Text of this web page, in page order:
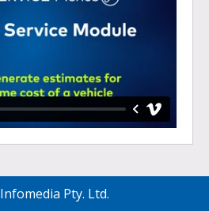
Infomedia Pty. Ltd.